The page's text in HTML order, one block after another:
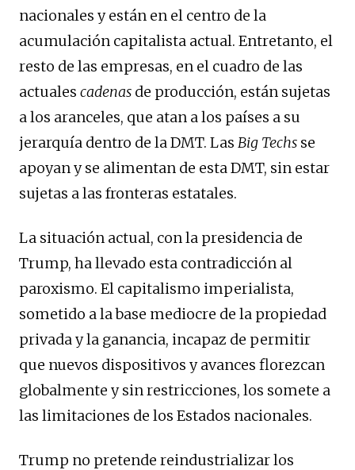
nacionales y están en el centro de la
acumulación capitalista actual. Entretanto, el
resto de las empresas, en el cuadro de las
actuales cadenas de producción, están sujetas
a los aranceles, que atan a los países a su
jerarquía dentro de la DMT. Las Big Techs se
apoyan y se alimentan de esta DMT, sin estar
sujetas a las fronteras estatales.
La situación actual, con la presidencia de
Trump, ha llevado esta contradicción al
paroxismo. El capitalismo imperialista,
sometido a la base mediocre de la propiedad
privada y la ganancia, incapaz de permitir
que nuevos dispositivos y avances florezcan
globalmente y sin restricciones, los somete a
las limitaciones de los Estados nacionales.
Trump no pretende reindustrializar los